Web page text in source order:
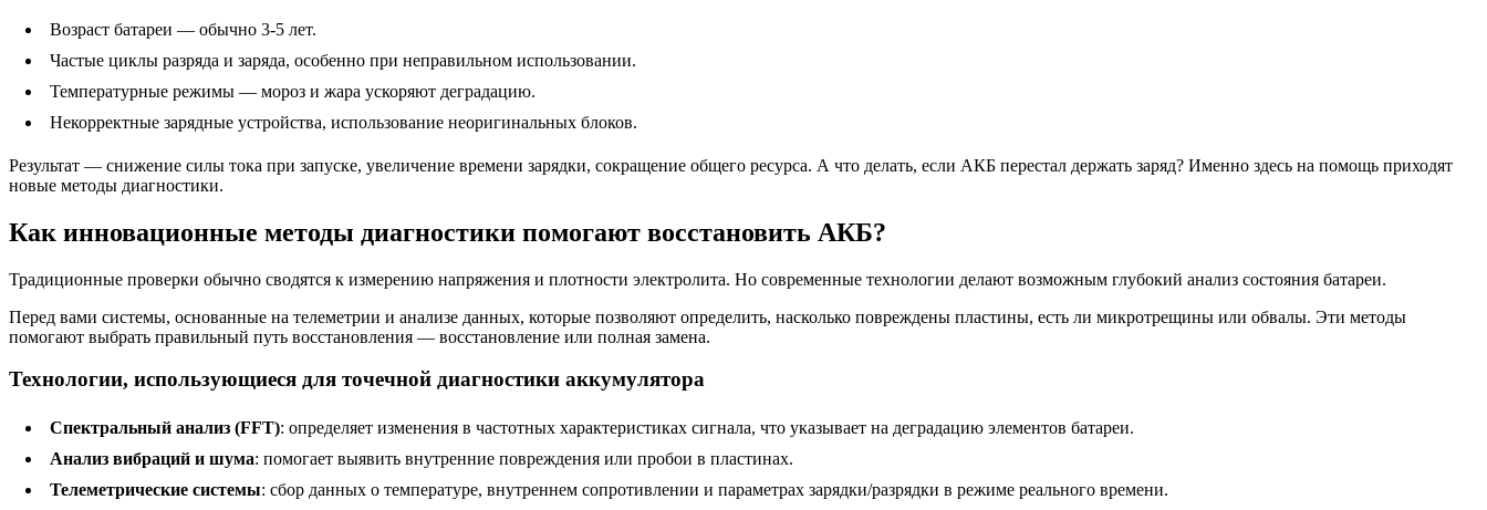
Возраст батареи — обычно 3-5 лет.
Частые циклы разряда и заряда, особенно при неправильном использовании.
Температурные режимы — мороз и жара ускоряют деградацию.
Некорректные зарядные устройства, использование неоригинальных блоков.
Результат — снижение силы тока при запуске, увеличение времени зарядки, сокращение общего ресурса. А что делать, если АКБ перестал держать заряд? Именно здесь на помощь приходят
новые методы диагностики.
Как инновационные методы диагностики помогают восстановить АКБ?
Традиционные проверки обычно сводятся к измерению напряжения и плотности электролита. Но современные технологии делают возможным глубокий анализ состояния батареи.
Перед вами системы, основанные на телеметрии и анализе данных, которые позволяют определить, насколько повреждены пластины, есть ли микротрещины или обвалы. Эти методы
помогают выбрать правильный путь восстановления — восстановление или полная замена.
Технологии, использующиеся для точечной диагностики аккумулятора
Спектральный анализ (FFT): определяет изменения в частотных характеристиках сигнала, что указывает на деградацию элементов батареи.
Анализ вибраций и шума: помогает выявить внутренние повреждения или пробои в пластинах.
Телеметрические системы: сбор данных о температуре, внутреннем сопротивлении и параметрах зарядки/разрядки в режиме реального времени.